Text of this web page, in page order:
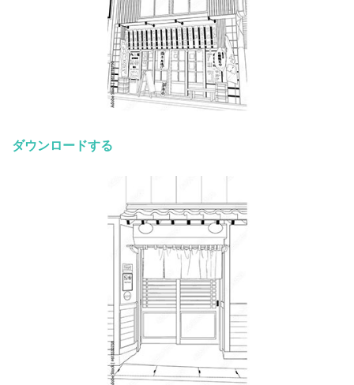
ダウンロードする